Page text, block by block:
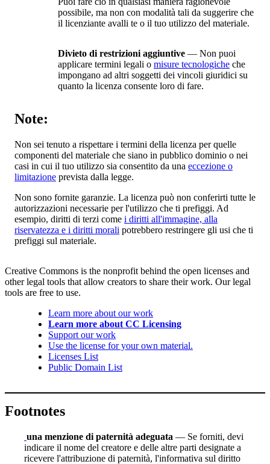
possibile, ma non con modalità tali da suggerire che
il licenziante avalli te o il tuo utilizzo del materiale.
Divieto di restrizioni aggiuntive — Non puoi
applicare termini legali o misure tecnologiche che
impongano ad altri soggetti dei vincoli giuridici su
quanto la licenza consente loro di fare.
Note:
Non sei tenuto a rispettare i termini della licenza per quelle
componenti del materiale che siano in pubblico dominio o nei
casi in cui il tuo utilizzo sia consentito da una eccezione o
limitazione prevista dalla legge.
Non sono fornite garanzie. La licenza può non conferirti tutte le
autorizzazioni necessarie per l'utilizzo che ti prefiggi. Ad
esempio, diritti di terzi come i diritti all'immagine, alla
riservatezza e i diritti morali potrebbero restringere gli usi che ti
prefiggi sul materiale.
Creative Commons is the nonprofit behind the open licenses and
other legal tools that allow creators to share their work. Our legal
tools are free to use.
Learn more about our work
Learn more about CC Licensing
Support our work
Use the license for your own material.
Licenses List
Public Domain List
Footnotes
una menzione di paternità adeguata — Se forniti, devi
indicare il nome del creatore e delle altre parti designate a
ricevere l'attribuzione di paternità, l'informativa sul diritto